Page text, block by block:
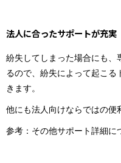
法人に合ったサポートが充実
紛失してしまった場合にも、
るので、紛失によって起こ
きます。
他にも法人向けならではの便
参考：その他サポート詳細に